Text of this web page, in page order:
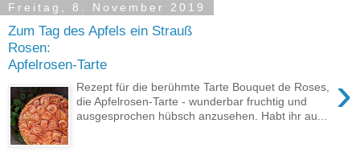
Freitag, 8. November 2019
Zum Tag des Apfels ein Strauß
Rosen:
Apfelrosen-Tarte
›
Rezept für die berühmte Tarte Bouquet de Roses,
die Apfelrosen-Tarte - wunderbar fruchtig und
ausgesprochen hübsch anzusehen. Habt ihr au...